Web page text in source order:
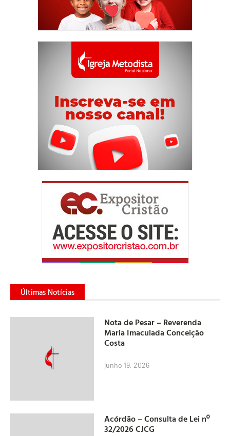
Últimas Notícias
Nota de Pesar – Reverenda
Maria Imaculada Conceição
Costa
junho 19, 2026
Acórdão – Consulta de Lei nº
32/2026 CJCG